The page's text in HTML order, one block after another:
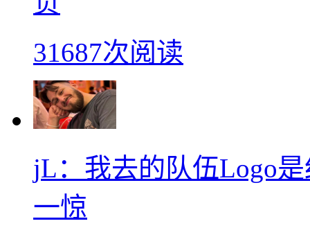
31687次阅读
jL：我去的队伍Logo
一惊